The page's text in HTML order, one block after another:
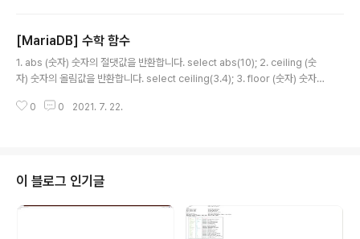
시간을 뺀 결과를 반환합니다. select subtime('2021-01-02 00:00:00',
'..
[MariaDB] 수학 함수
1. abs (숫자) 숫자의 절댓값을 반환합니다. select abs(10); 2. ceiling (숫
자) 숫자의 올림값을 반환합니다. select ceiling(3.4); 3. floor (숫자) 숫자
값을 반환합니다. select round(3.6); 5. conv (숫자, 진수 1, 진수 2) '진수
0 이상 1..
0 0 2021. 7. 22.
이 블로그 인기글